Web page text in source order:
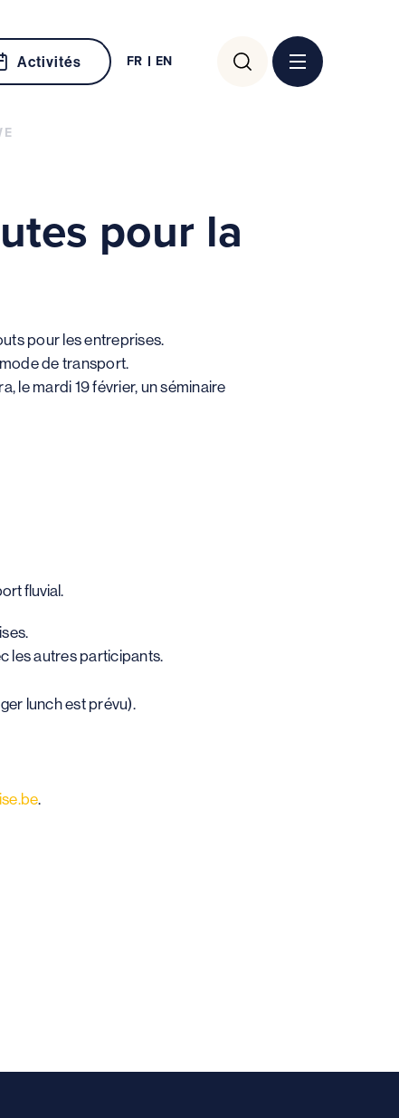
Activités FR EN
Rechercher :
pour la
pour les entreprises.
de transport.
le mardi 19 février, un séminaire
fluvial.
les autres participants.
lunch est prévu).
.